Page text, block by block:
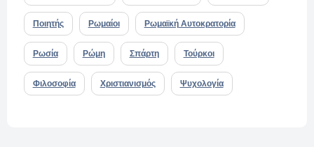
Ποιητής Ρωμαίοι Ρωμαϊκή Αυτοκρατορία
Ρωσία Ρώμη Σπάρτη Τούρκοι
Φιλοσοφία Χριστιανισμός Ψυχολογία